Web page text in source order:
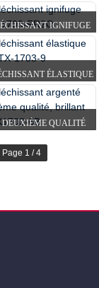
ET LAVABLE TC T...
IGNIFUGE
TX-1703-FR2O
ÉLASTIQUE
EN TISSU TX-1...
DEUXIÈME QUALITÉ
TC REF...
Page 1 / 4